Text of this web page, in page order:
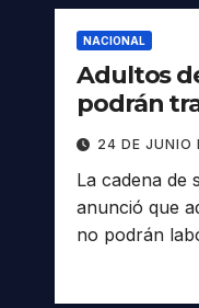
NACIONAL
Adultos
podrán
24 DE JUNIO
La cadena de
anunció que
no podrán